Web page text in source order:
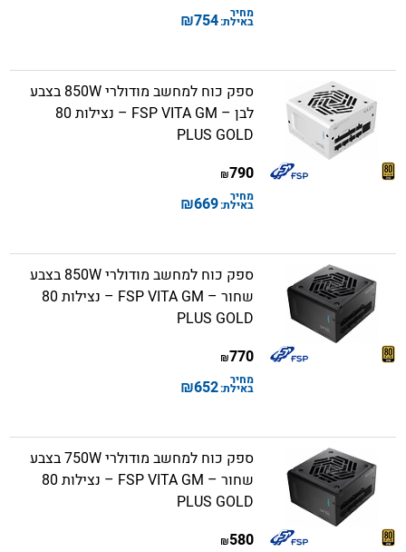
מחיר
באילת:754
₪
ספק כוח למחשב מודולרי 850W בצבע
לבן – FSP VITA GM – נצילות 80
PLUS GOLD
790
₪
מחיר
באילת:669
₪
ספק כוח למחשב מודולרי 850W בצבע
שחור – FSP VITA GM – נצילות 80
PLUS GOLD
770
₪
מחיר
באילת:652
₪
ספק כוח למחשב מודולרי 750W בצבע
שחור – FSP VITA GM – נצילות 80
PLUS GOLD
580
₪